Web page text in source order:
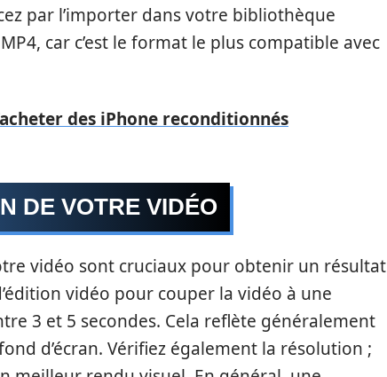
par l’importer dans votre bibliothèque
car c’est le format le plus compatible avec
des iPhone reconditionnés
DE VOTRE VIDÉO
vidéo sont cruciaux pour obtenir un résultat
vidéo pour couper la vidéo à une
3 et 5 secondes. Cela reflète généralement
d’écran. Vérifiez également la résolution ;